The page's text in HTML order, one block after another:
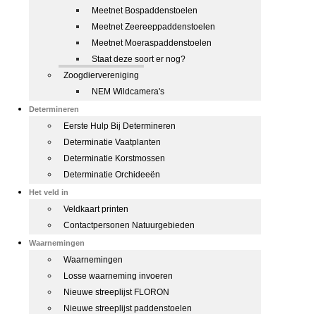
Meetnet Bospaddenstoelen
Meetnet Zeereeppaddenstoelen
Meetnet Moeraspaddenstoelen
Staat deze soort er nog?
Zoogdiervereniging
NEM Wildcamera's
Determineren
Eerste Hulp Bij Determineren
Determinatie Vaatplanten
Determinatie Korstmossen
Determinatie Orchideeën
Het veld in
Veldkaart printen
Contactpersonen Natuurgebieden
Waarnemingen
Waarnemingen
Losse waarneming invoeren
Nieuwe streeplijst FLORON
Nieuwe streeplijst paddenstoelen